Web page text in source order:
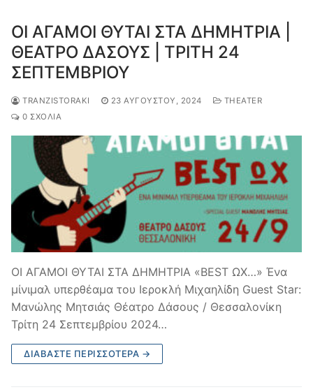
ΟΙ ΑΓΑΜΟΙ ΘΥΤΑΙ ΣΤΑ ΔΗΜΗΤΡΙΑ |
ΘΕΑΤΡΟ ΔΑΣΟΥΣ | ΤΡΙΤΗ 24
ΣΕΠΤΕΜΒΡΙΟΥ
TRANZISTORAKI 23 ΑΥΓΟΎΣΤΟΥ, 2024
THEATER
0 ΣΧΌΛΙΑ
ΟΙ ΑΓΑΜΟΙ ΘΥΤΑΙ ΣΤΑ ΔΗΜΗΤΡΙΑ «BEST ΩΧ…» Ένα
μίνιμαλ υπερθέαμα του Ιεροκλή Μιχαηλίδη Guest Star:
Μανώλης Μητσιάς Θέατρο Δάσους / Θεσσαλονίκη
Τρίτη 24 Σεπτεμβρίου 2024…
ΔΙΑΒΆΣΤΕ ΠΕΡΙΣΣΌΤΕΡΑ →